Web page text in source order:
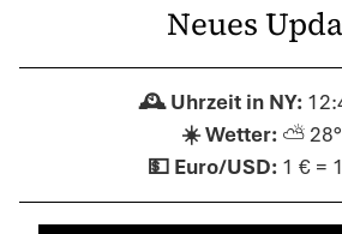
Neues
⛅
1 € =